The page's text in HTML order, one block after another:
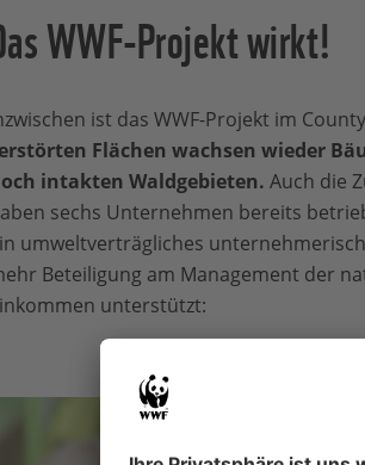
WWF-Projekt wirkt!
ist das WWF-Projekt im
Flächen wachsen wieder
intakten Waldgebieten. Auch die
sechs Unternehmen bereits
umweltverträgliches
Beteiligung am Management der
unterstützt: